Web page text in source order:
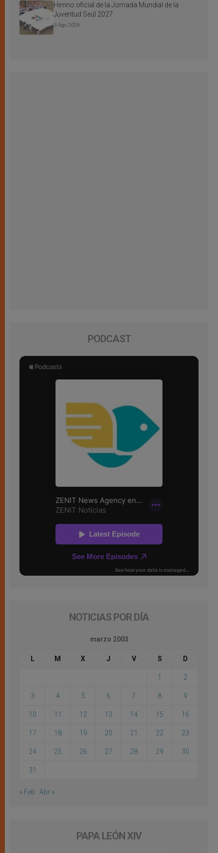
Himno oficial de la Jornada Mundial de la
Juventud Seúl 2027
3 Ago 2026
PODCAST
NOTICIAS POR DÍA
marzo 2003
L M X J V S D
1 2
3 4 5 6 7 8 9
10 11 12 13 14 15 16
17 18 19 20 21 22 23
24 25 26 27 28 29 30
31
« Feb Abr »
PAPA LEÓN XIV